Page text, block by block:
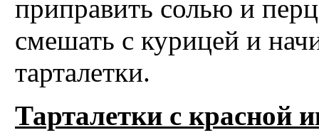
приправить солью и
смешать с курицей и
тарталетки.
Тарталетки с красной